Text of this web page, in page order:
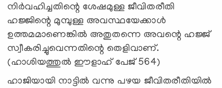
നിര്‍വഹിച്ചതിന്റെ ശേഷമുള്ള ജീവിതരീതി
ഹജ്ജിന്റെ മുമ്പുള്ള അവസ്ഥയേക്കാള്‍
ഉത്തമമാണെങ്കില്‍ അതുതന്നെ അവന്റെ ഹജ്ജ്
സ്വീകരിച്ചുവെന്നതിന്റെ തെളിവാണ്.
(ഹാശിയത്തുല്‍ ഈളാഹ് പേജ് 564)
ഹാജിയായി നാട്ടില്‍ വന്നു പഴയ ജീവിതരീതിയില്‍